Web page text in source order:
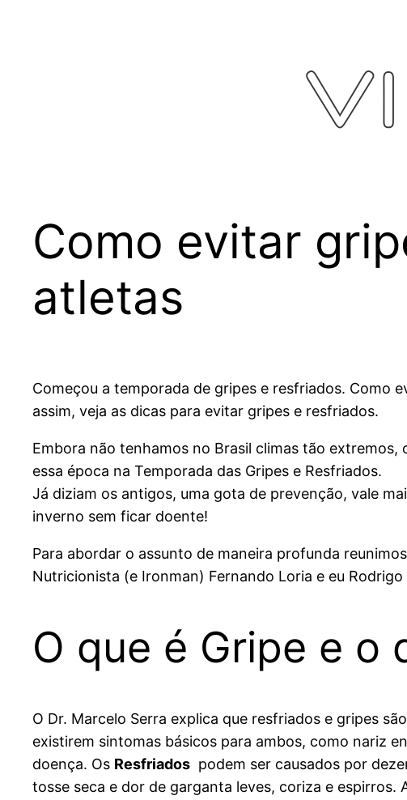
Como evitar
atletas
Começou a temporada de gripes e resfriados. Como
assim, veja as dicas para evitar gripes e resfriados.
Embora não tenhamos no Brasil climas tão
essa época na Temporada das Gripes e Resfriados.
Já diziam os antigos, uma gota de prevenção, vale
inverno sem ficar doente!
Para abordar o assunto de maneira profunda
Nutricionista (e Ironman) Fernando Loria e eu
O que é Gripe e o
O Dr. Marcelo Serra explica que resfriados e gripes
existirem sintomas básicos para ambos, como nariz
doença. Os Resfriados podem ser causados por
tosse seca e dor de garganta leves, coriza e espirros.